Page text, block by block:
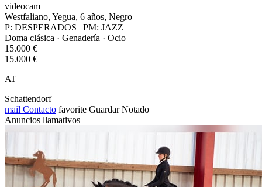
videocam
Westfaliano, Yegua, 6 años, Negro
P: DESPERADOS | PM: JAZZ
Doma clásica · Genadería · Ocio
15.000 €
15.000 €
AT
Schattendorf
mail Contacto favorite Guardar Notado
Anuncios llamativos